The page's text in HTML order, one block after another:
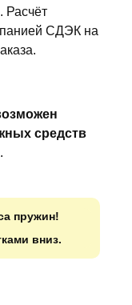
Расчёт
СДЭК на
средств
пружин!
вниз.